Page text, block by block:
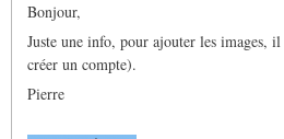
Bonjour,
Juste une info, pour ajouter les images,
créer un compte).
Pierre